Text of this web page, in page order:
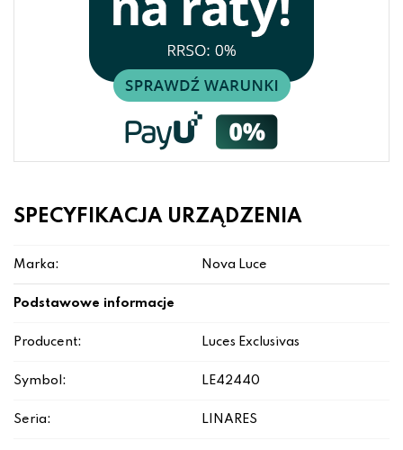
SPECYFIKACJA URZĄDZENIA
Marka: Nova Luce
Podstawowe informacje
Producent: Luces Exclusivas
Symbol: LE42440
Seria: LINARES